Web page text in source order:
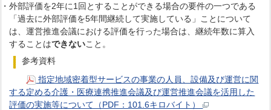
部評価を2年に1回とすることができる場合の要件の一つである
「過去に外部評価を5年間継続して実施している」ことについて
は、運営推進会議における評価を行った場合は、継続年数に算入
することはできないこと。
参考資料
指定地域密着型サービスの事業の人員、設備及び運営に関
する定める介護・医療連携推進会議及び運営推進会議を活用した
評価の実施等について（PDF：101.6キロバイト）